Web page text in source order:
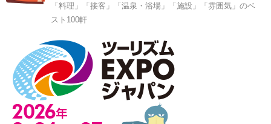
「料理」「接客」「温泉・浴場」「施設」「雰囲気」のベ
スト100軒